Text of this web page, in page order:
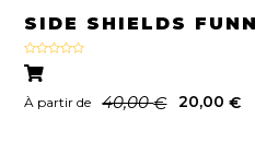
SIDE SHIELDS
Note
sur 5
À partir de 40,00€ 20,00€